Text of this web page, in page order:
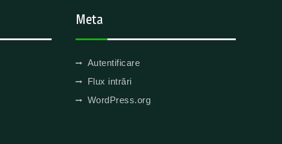
Meta
Autentificare
Flux intrări
WordPress.org